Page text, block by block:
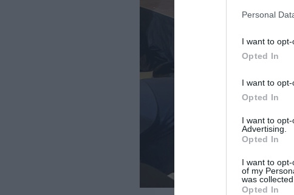
Personal
I want to
Opted In
I want to
Opted In
I want to
Advertising.
Opted In
I want to
of my
was collected.
Opted In